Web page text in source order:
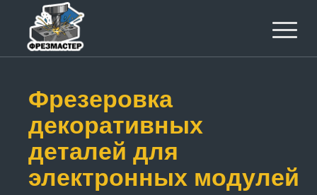
Фрезеровка
декоративных
деталей для
электронных модулей